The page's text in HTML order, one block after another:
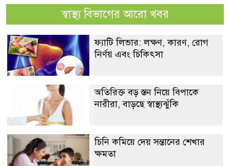
স্বাস্থ্য বিভাগের আরো খবর
ফ্যাটি লিভার: লক্ষণ, কারণ, রোগ
নির্ণয় এবং চিকিৎসা
অতিরিক্ত বড় স্তন নিয়ে বিপাকে
নারীরা, বাড়ছে স্বাস্থ্যঝুঁকি
চিনি কমিয়ে দেয় সন্তানের শেখার
ক্ষমতা